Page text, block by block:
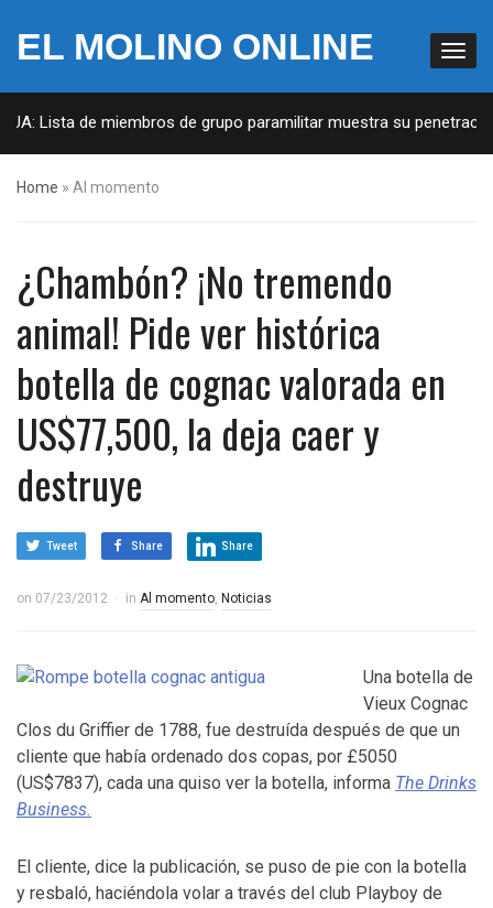
EL MOLINO ONLINE
Lista de miembros de grupo paramilitar muestra su penetración
Home » Al momento
¿Chambón? ¡No tremendo
animal! Pide ver histórica
botella de cognac valorada en
US$77,500, la deja caer y
destruye
Tweet Share Share
on 07/23/2012 in Al momento, Noticias
Una botella de
Vieux Cognac
Clos du Griffier de 1788, fue destruída después de que un
cliente que había ordenado dos copas, por £5050
(US$7837), cada una quiso ver la botella, informa The Drinks
Business.
El cliente, dice la publicación, se puso de pie con la botella
y resbaló, haciéndola volar a través del club Playboy de